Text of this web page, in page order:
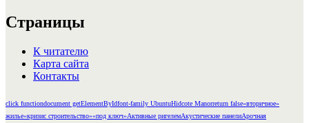
Страницы
К читателю
Карта сайта
Контакты
click functiondocument getElementByIdfont-family UbuntuHidcote Manorreturn false«вторичное»
жилье«кризис строительство»«под ключ»Активные ригелемАкустические панелиАрочная